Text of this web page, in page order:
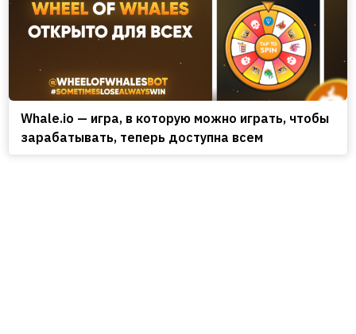
Whale.io — игра, в которую можно играть, чтобы
зарабатывать, теперь доступна всем